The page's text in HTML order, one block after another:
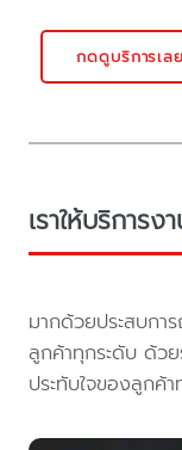
กดดูบริการเลย
เราให้บริการ
มากด้วยประสบกา
ลูกค้าทุกระดับ ด้ว
ประทับใจของลูกค้